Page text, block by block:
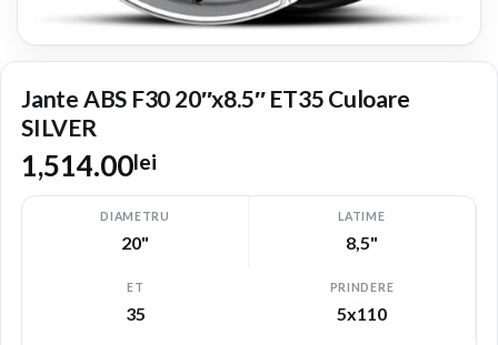
Jante ABS F30 20″x8.5″ ET35 Culoare
SILVER
1,514.00lei
DIAMETRU
20"
LATIME
8,5"
ET
35
PRINDERE
5x110